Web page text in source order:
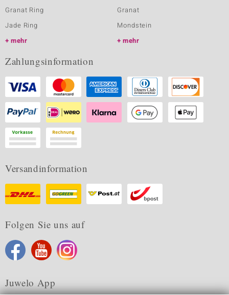
Granat Ring
Jade Ring
mehr
Granat
Mondstein
mehr
Zahlungsinformation
Versandinformation
Folgen Sie uns auf
Juwelo App